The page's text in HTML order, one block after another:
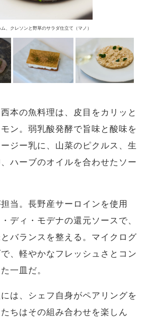
、クレソンと野草のサラダ仕立て​​（マノ）
本の魚料理は、皮目をカリッと
ン。弱乳酸発酵で旨味と酸味を
ジー乳に、山菜のピクルス、生
ハーブのオイルを合わせたソー
当。長野産サーロインを使用
ディ・モデナの還元ソースで、
バランスを整える。マイクログ
、軽やかなフレッシュさとコン
一皿だ。
は、シェフ自身がペアリングを
ちはその組み合わせを楽しん